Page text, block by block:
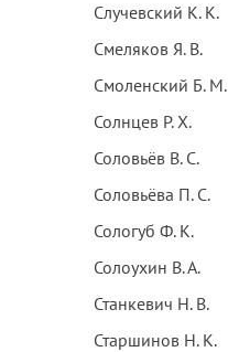
Случевский К. К.
Смеляков Я. В.
Смоленский Б. М.
Солнцев Р. Х.
Соловьёв В. С.
Соловьёва П. С.
Сологуб Ф. К.
Солоухин В. А.
Станкевич Н. В.
Старшинов Н. К.